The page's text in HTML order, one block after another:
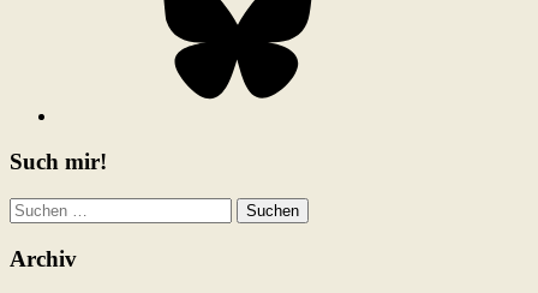
Such mir!
Suchen
nach:
Archiv